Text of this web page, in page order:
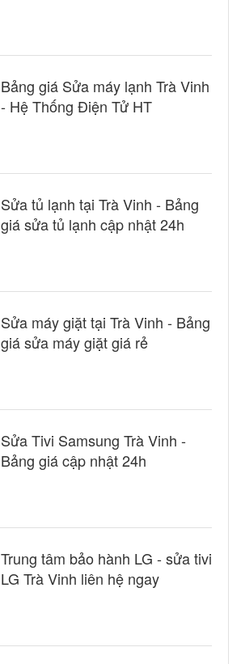
Bảng giá Sửa máy lạnh Trà Vinh
- Hệ Thống Điện Tử HT
Sửa tủ lạnh tại Trà Vinh - Bảng
giá sửa tủ lạnh cập nhật 24h
Sửa máy giặt tại Trà Vinh - Bảng
giá sửa máy giặt giá rẻ
Sửa Tivi Samsung Trà Vinh -
Bảng giá cập nhật 24h
Trung tâm bảo hành LG - sửa tivi
LG Trà Vinh liên hệ ngay